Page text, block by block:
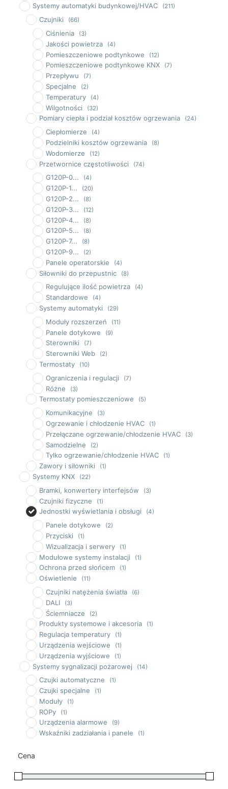
Systemy automatyki budynkowej/HVAC (211)
Czujniki (66)
Ciśnienia (3)
Jakości powietrza (4)
Pomieszczeniowe podtynkowe (12)
Pomieszczeniowe podtynkowe KNX (7)
Przepływu (7)
Specjalne (2)
Temperatury (4)
Wilgotności (32)
Pomiary ciepła i podział kosztów ogrzewania (24)
Ciepłomierze (4)
Podzielniki kosztów ogrzewania (8)
Wodomierze (12)
Przetwornice częstotliwości (74)
G120P-0... (4)
G120P-1... (20)
G120P-2... (8)
G120P-3... (12)
G120P-4... (8)
G120P-5... (8)
G120P-7... (8)
G120P-9... (2)
Panele operatorskie (4)
Siłowniki do przepustnic (8)
Regulujące ilość powietrza (4)
Standardowe (4)
Systemy automatyki (29)
Moduły rozszerzeń (11)
Panele dotykowe (9)
Sterowniki (7)
Sterowniki Web (2)
Termostaty (10)
Ograniczenia i regulacji (7)
Różne (3)
Termostaty pomieszczeniowe (5)
Komunikacyjne (3)
Ogrzewanie i chłodzenie HVAC (1)
Przełączane ogrzewanie/chłodzenie HVAC (3)
Samodzielne (2)
Tylko ogrzewanie/chłodzenie HVAC (1)
Zawory i siłowniki (1)
Systemy KNX (22)
Bramki, konwertery interfejsów (3)
Czujniki fizyczne (1)
Jednostki wyświetlania i obsługi (4)
Panele dotykowe (2)
Przyciski (1)
Wizualizacja i serwery (1)
Modułowe systemy instalacji (1)
Ochrona przed słońcem (1)
Oświetlenie (11)
Czujniki natężenia światła (6)
DALI (3)
Ściemniacze (2)
Produkty systemowe i akcesoria (1)
Regulacja temperatury (1)
Urządzenia wejściowe (1)
Urządzenia wyjściowe (1)
Systemy sygnalizacji pożarowej (14)
Czujki automatyczne (1)
Czujki specjalne (1)
Moduły (1)
ROPy (1)
Urządzenia alarmowe (9)
Wskaźniki zadziałania i panele (1)
Cena